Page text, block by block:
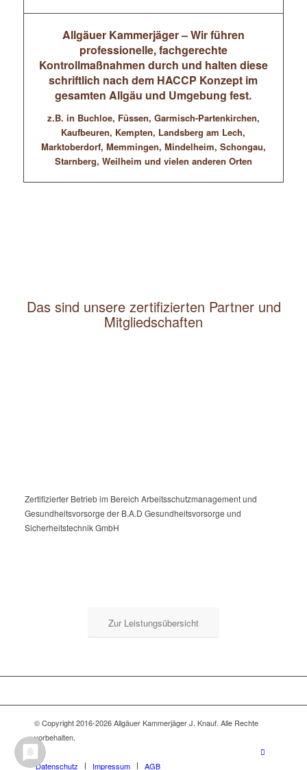
Allgäuer Kammerjäger – Wir führen
professionelle, fachgerechte
Kontrollmaßnahmen durch und halten diese
schriftlich nach dem HACCP Konzept im
gesamten Allgäu und Umgebung fest.
z.B. in Buchloe, Füssen, Garmisch-Partenkirchen,
Kaufbeuren, Kempten, Landsberg am Lech,
Marktoberdorf, Memmingen, Mindelheim, Schongau,
Starnberg, Weilheim und vielen anderen Orten
Das sind unsere zertifizierten Partner und
Mitgliedschaften
Zertifizierter Betrieb im Bereich Arbeitsschutzmanagement und
Gesundheitsvorsorge der B.A.D Gesundheitsvorsorge und
Sicherheitstechnik GmbH
Zur Leistungsübersicht
© Copyright 2016-2026 Allgäuer Kammerjäger J. Knauf. Alle Rechte
vorbehalten.
Datenschutz Impressum AGB